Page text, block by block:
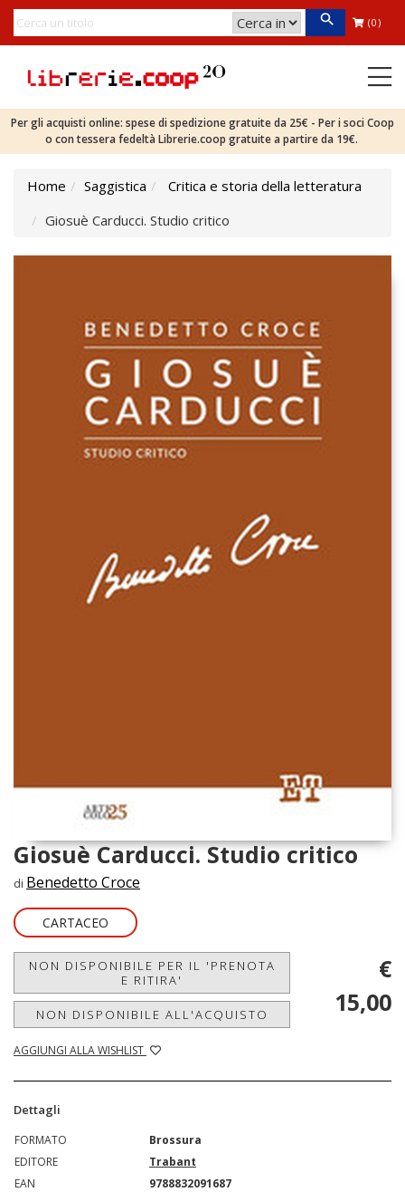
(0)
Per gli acquisti online: spese di spedizione gratuite da 25€ - Per i soci Coop
o con tessera fedeltà Librerie.coop gratuite a partire da 19€.
Home Saggistica
Critica e storia della letteratura
Giosuè Carducci. Studio critico
Giosuè Carducci. Studio critico
di Benedetto Croce
CARTACEO
NON DISPONIBILE PER IL 'PRENOTA
E RITIRA'
NON DISPONIBILE ALL'ACQUISTO
AGGIUNGI ALLA WISHLIST
€
15,00
Dettagli
FORMATO
Brossura
EDITORE
Trabant
EAN
9788832091687